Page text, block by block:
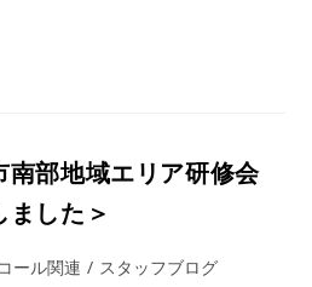
南部地域エリア研修会
ました＞
ール関連 / スタッフブログ